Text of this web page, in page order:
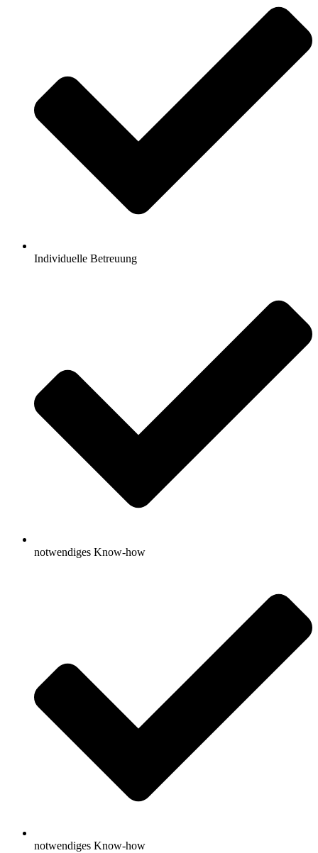
Individuelle Betreuung
notwendiges Know-how
notwendiges Know-how